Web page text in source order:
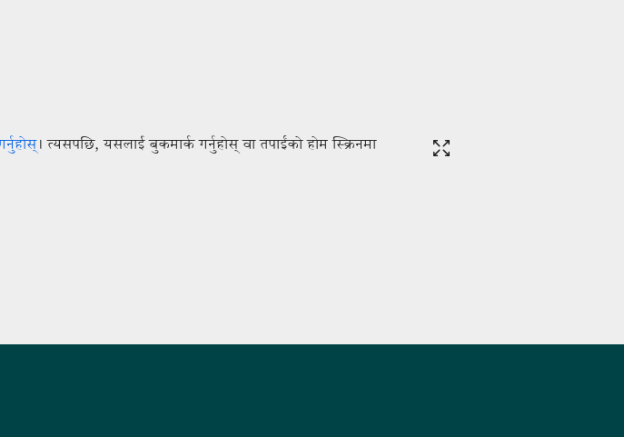
। त्यसपछि, यसलाई बुकमार्क गर्नुहोस् वा तपाईंको होम स्क्रिनमा